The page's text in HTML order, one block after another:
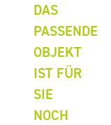
DAS
PASSENDE
OBJEKT
IST FÜR
SIE
NOCH